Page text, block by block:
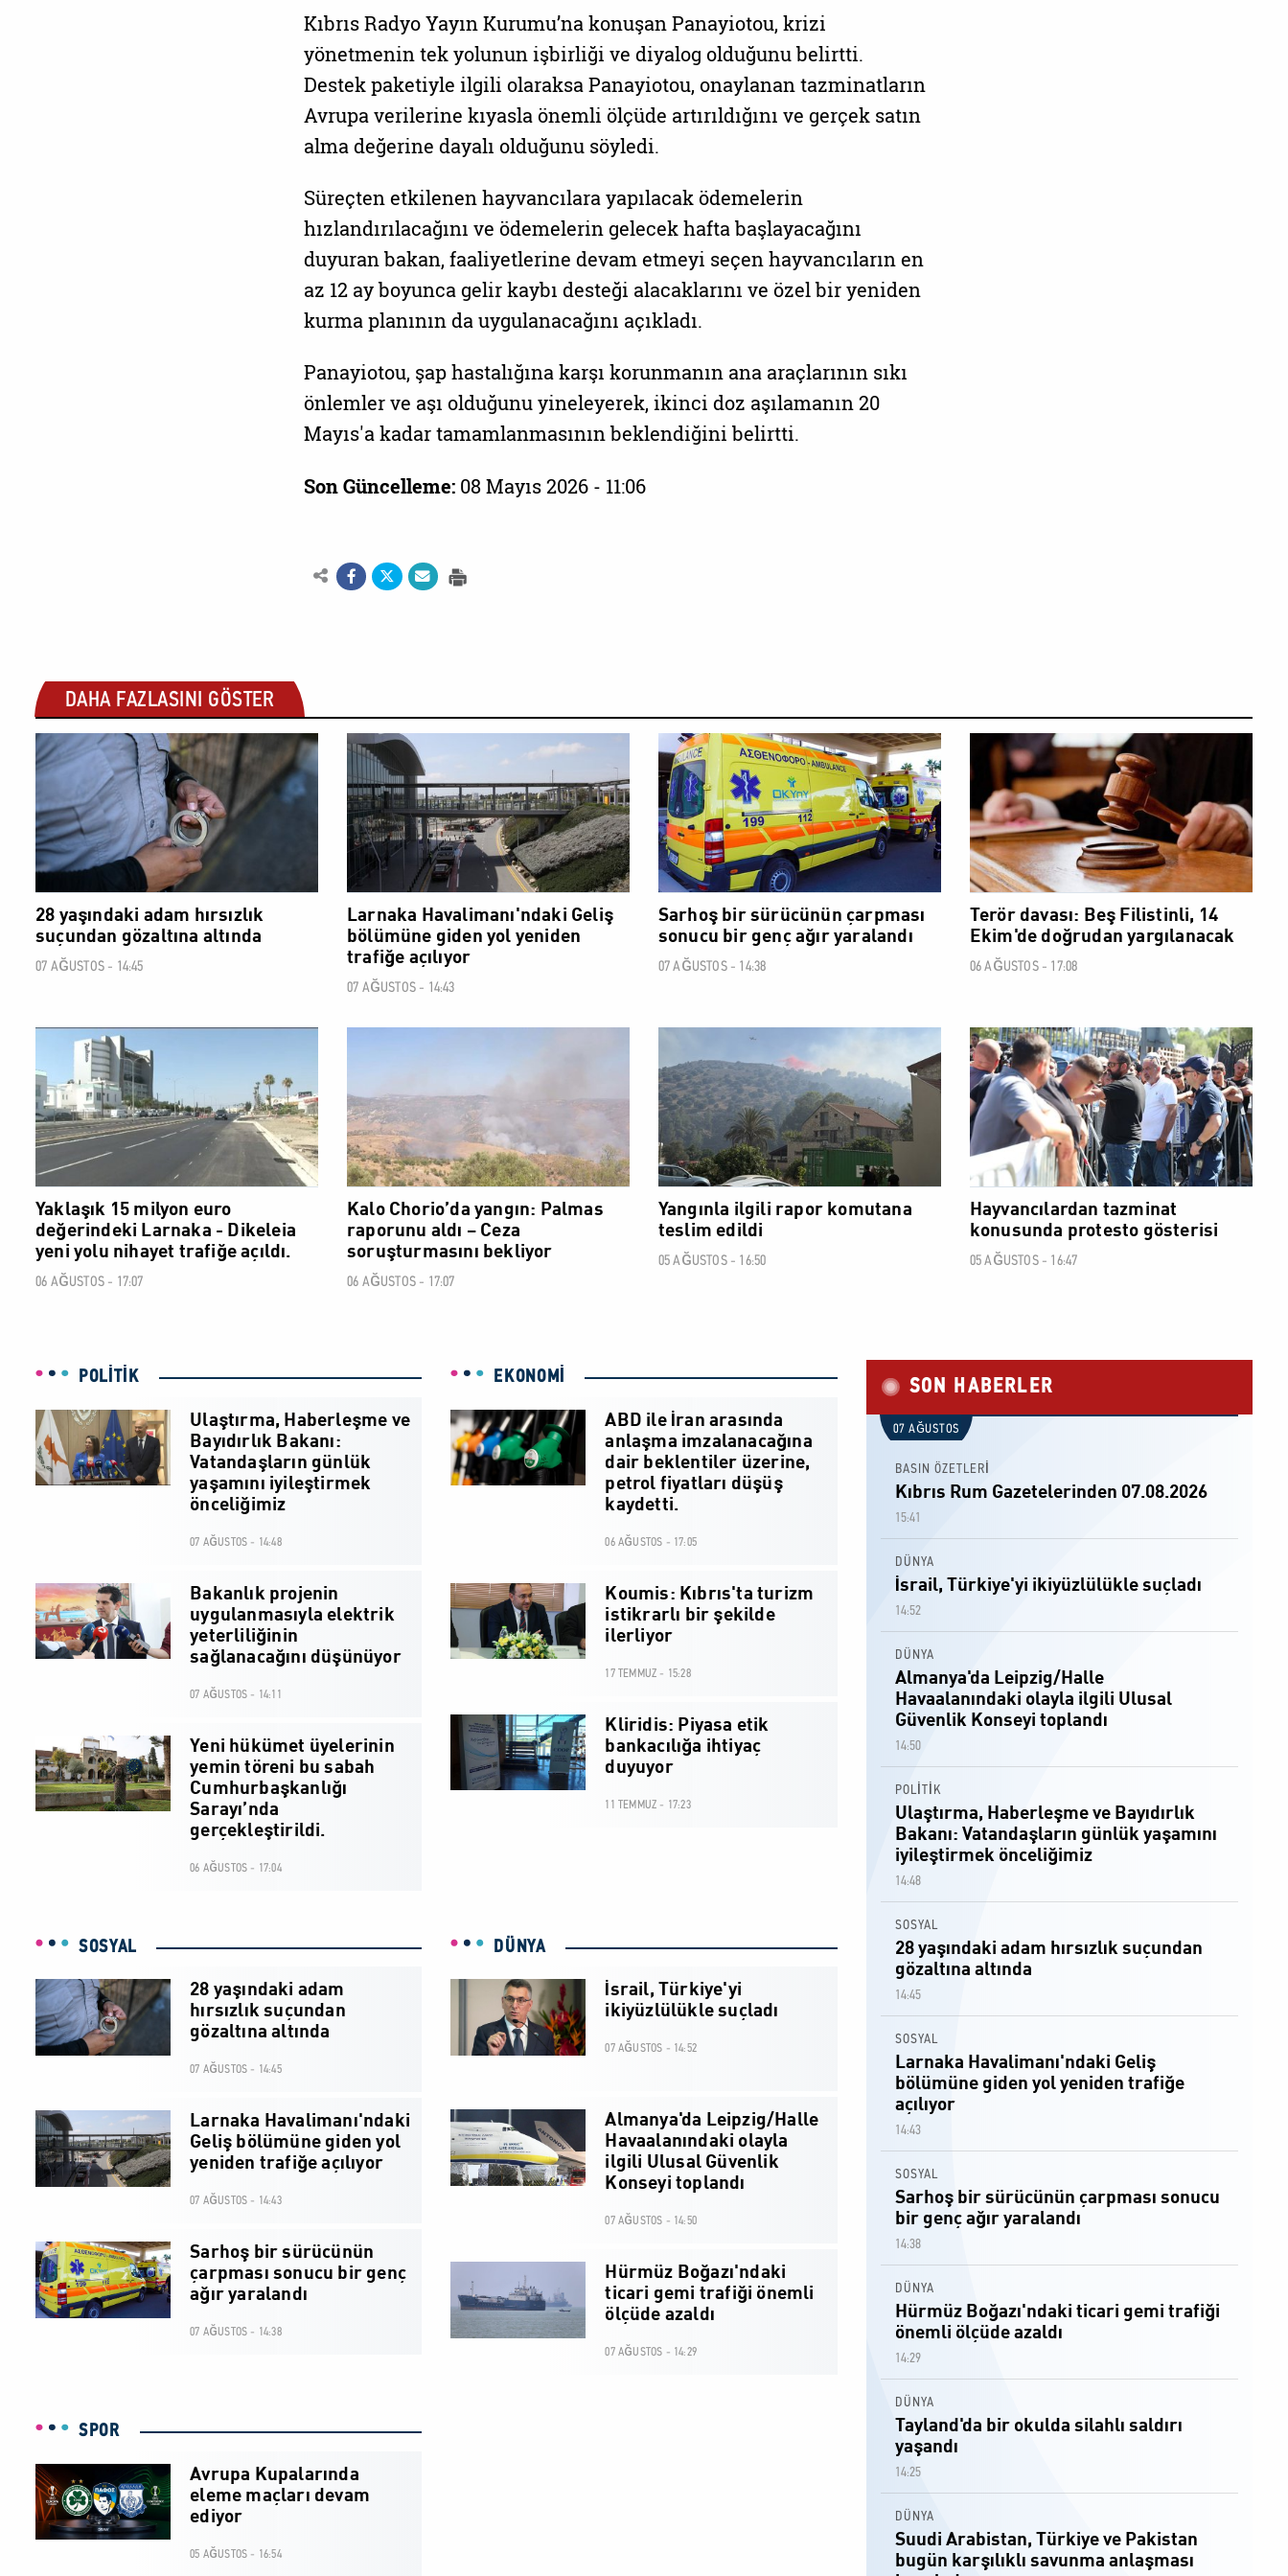
Kıbrıs Radyo Yayın Kurumu’na konuşan Panayiotou, krizi
yönetmenin tek yolunun işbirliği ve diyalog olduğunu belirtti.
Destek paketiyle ilgili olaraksa Panayiotou, onaylanan tazminatların
Avrupa verilerine kıyasla önemli ölçüde artırıldığını ve gerçek satın
alma değerine dayalı olduğunu söyledi.
Süreçten etkilenen hayvancılara yapılacak ödemelerin
hızlandırılacağını ve ödemelerin gelecek hafta başlayacağını
duyuran bakan, faaliyetlerine devam etmeyi seçen hayvancıların en
az 12 ay boyunca gelir kaybı desteği alacaklarını ve özel bir yeniden
kurma planının da uygulanacağını açıkladı.
Panayiotou, şap hastalığına karşı korunmanın ana araçlarının sıkı
önlemler ve aşı olduğunu yineleyerek, ikinci doz aşılamanın 20
Mayıs'a kadar tamamlanmasının beklendiğini belirtti.
Son Güncelleme: 08 Mayıs 2026 - 11:06
DAHA FAZLASINI GÖSTER
SOSYAL
28 yaşındaki adam hırsızlık
suçundan gözaltına altında
07 AĞUSTOS - 14:45
SOSYAL
Larnaka Havalimanı'ndaki Geliş
bölümüne giden yol yeniden
trafiğe açılıyor
07 AĞUSTOS - 14:43
SOSYAL
Sarhoş bir sürücünün çarpması
sonucu bir genç ağır yaralandı
07 AĞUSTOS - 14:38
Terör davası: Beş Filistinli, 14
Ekim'de doğrudan yargılanacak
06 AĞUSTOS - 17:08
Yaklaşık 15 milyon euro
değerindeki Larnaka - Dikeleia
yeni yolu nihayet trafiğe açıldı.
06 AĞUSTOS - 17:07
Kalo Chorio’da yangın: Palmas
raporunu aldı – Ceza
soruşturmasını bekliyor
06 AĞUSTOS - 17:07
SOSYAL
Yangınla ilgili rapor komutana
teslim edildi
05 AĞUSTOS - 16:50
SOSYAL
Hayvancılardan tazminat
konusunda protesto gösterisi
05 AĞUSTOS - 16:47
POLİTİK
Ulaştırma, Haberleşme ve
Bayıdırlık Bakanı:
Vatandaşların günlük
yaşamını iyileştirmek
önceliğimiz
07 AĞUSTOS - 14:48
Bakanlık projenin
uygulanmasıyla elektrik
yeterliliğinin
sağlanacağını düşünüyor
07 AĞUSTOS - 14:11
Yeni hükümet üyelerinin
yemin töreni bu sabah
Cumhurbaşkanlığı
Sarayı’nda
gerçekleştirildi.
06 AĞUSTOS - 17:04
EKONOMİ
ABD ile İran arasında
anlaşma imzalanacağına
dair beklentiler üzerine,
petrol fiyatları düşüş
kaydetti.
06 AĞUSTOS - 17:05
Koumis: Kıbrıs'ta turizm
istikrarlı bir şekilde
ilerliyor
17 TEMMUZ - 15:28
Kliridis: Piyasa etik
bankacılığa ihtiyaç
duyuyor
11 TEMMUZ - 17:23
SOSYAL
28 yaşındaki adam
hırsızlık suçundan
gözaltına altında
07 AĞUSTOS - 14:45
Larnaka Havalimanı'ndaki
Geliş bölümüne giden yol
yeniden trafiğe açılıyor
07 AĞUSTOS - 14:43
Sarhoş bir sürücünün
çarpması sonucu bir genç
ağır yaralandı
07 AĞUSTOS - 14:38
DÜNYA
İsrail, Türkiye'yi
ikiyüzlülükle suçladı
07 AĞUSTOS - 14:52
Almanya'da Leipzig/Halle
Havaalanındaki olayla
ilgili Ulusal Güvenlik
Konseyi toplandı
07 AĞUSTOS - 14:50
Hürmüz Boğazı'ndaki
ticari gemi trafiği önemli
ölçüde azaldı
07 AĞUSTOS - 14:29
SPOR
Avrupa Kupalarında
eleme maçları devam
ediyor
05 AĞUSTOS - 16:54
SON HABERLER
07 AĞUSTOS
BASIN ÖZETLERİ
Kıbrıs Rum Gazetelerinden 07.08.2026
15:41
DÜNYA
İsrail, Türkiye'yi ikiyüzlülükle suçladı
14:52
DÜNYA
Almanya'da Leipzig/Halle
Havaalanındaki olayla ilgili Ulusal
Güvenlik Konseyi toplandı
14:50
POLİTİK
Ulaştırma, Haberleşme ve Bayıdırlık
Bakanı: Vatandaşların günlük yaşamını
iyileştirmek önceliğimiz
14:48
SOSYAL
28 yaşındaki adam hırsızlık suçundan
gözaltına altında
14:45
SOSYAL
Larnaka Havalimanı'ndaki Geliş
bölümüne giden yol yeniden trafiğe
açılıyor
14:43
SOSYAL
Sarhoş bir sürücünün çarpması sonucu
bir genç ağır yaralandı
14:38
DÜNYA
Hürmüz Boğazı'ndaki ticari gemi trafiği
önemli ölçüde azaldı
14:29
DÜNYA
Tayland'da bir okulda silahlı saldırı
yaşandı
14:25
DÜNYA
Suudi Arabistan, Türkiye ve Pakistan
bugün karşılıklı savunma anlaşması